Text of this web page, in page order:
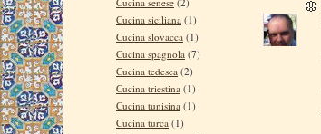
Cucina siciliana (1)
Cucina slovacca (1)
Cucina spagnola (7)
Cucina tedesca (2)
Cucina triestina (1)
Cucina tunisina (1)
Cucina turca (1)